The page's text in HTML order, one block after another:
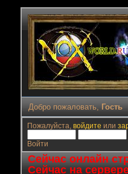
Добро пожаловать, Гость
Пожалуйста, войдите или
Войти
Сейчас онлайн
Сейчас на